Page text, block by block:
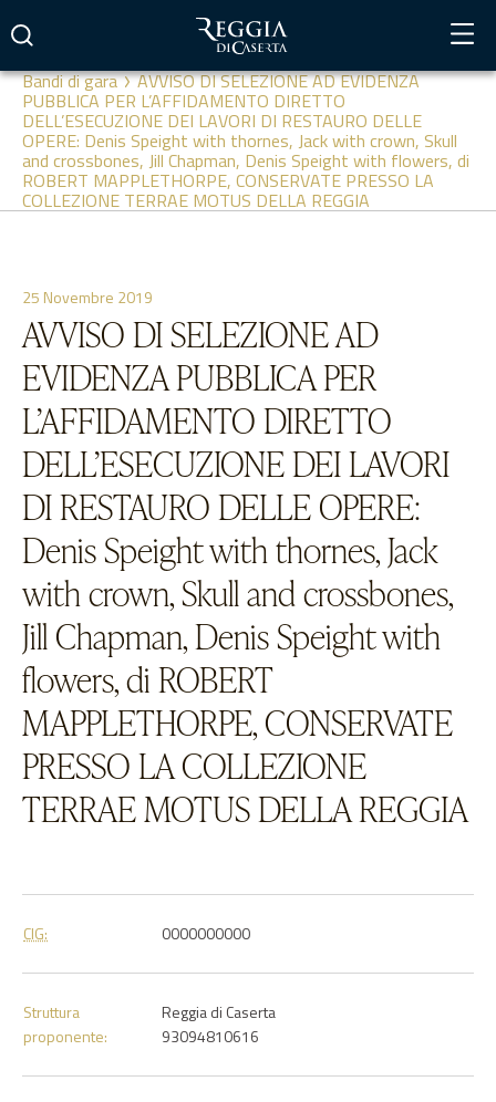
contenuto
Bandi di gara
AVVISO DI SELEZIONE AD EVIDENZA
PUBBLICA PER L’AFFIDAMENTO DIRETTO
DELL’ESECUZIONE DEI LAVORI DI RESTAURO DELLE
OPERE: Denis Speight with thornes, Jack with crown, Skull
and crossbones, Jill Chapman, Denis Speight with flowers, di
ROBERT MAPPLETHORPE, CONSERVATE PRESSO LA
COLLEZIONE TERRAE MOTUS DELLA REGGIA
25 Novembre 2019
AVVISO DI SELEZIONE AD
EVIDENZA PUBBLICA PER
L’AFFIDAMENTO DIRETTO
DELL’ESECUZIONE DEI LAVORI
DI RESTAURO DELLE OPERE:
Denis Speight with thornes, Jack
with crown, Skull and crossbones,
Jill Chapman, Denis Speight with
flowers, di ROBERT
MAPPLETHORPE, CONSERVATE
PRESSO LA COLLEZIONE
TERRAE MOTUS DELLA REGGIA
CIG: 0000000000
Struttura
proponente:
Reggia di Caserta
93094810616